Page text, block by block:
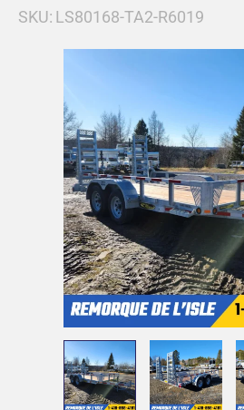
SKU: LS80168-TA2-R6019